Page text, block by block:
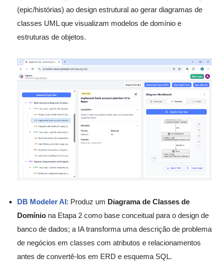
(epic/histórias) ao design estrutural ao gerar diagramas de
classes UML que visualizam modelos de domínio e
estruturas de objetos.
DB Modeler AI: Produz um Diagrama de Classes de
Domínio na Etapa 2 como base conceitual para o design de
banco de dados; a IA transforma uma descrição de problema
de negócios em classes com atributos e relacionamentos
antes de convertê-los em ERD e esquema SQL.